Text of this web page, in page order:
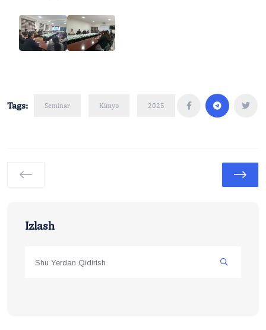
Tags: Seminar Kimyo 2025
Izlash